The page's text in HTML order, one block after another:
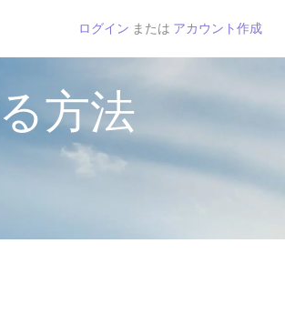
ログイン または アカウント作成
方法